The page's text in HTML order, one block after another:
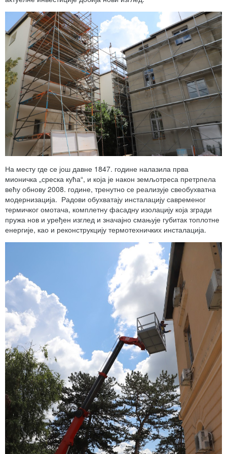
На месту где се још давне 1847. године налазила прва
мионичка „среска кућа“, и која је након земљотреса претрпела
већу обнову 2008. године, тренутно се реализује свеобухватна
модернизација. Радови обухватају инсталацију савременог
термичког омотача, комплетну фасадну изолацију која згради
пружа нов и уређен изглед и значајно смањује губитак топлотне
енергије, као и реконструкцију термотехничких инсталација.